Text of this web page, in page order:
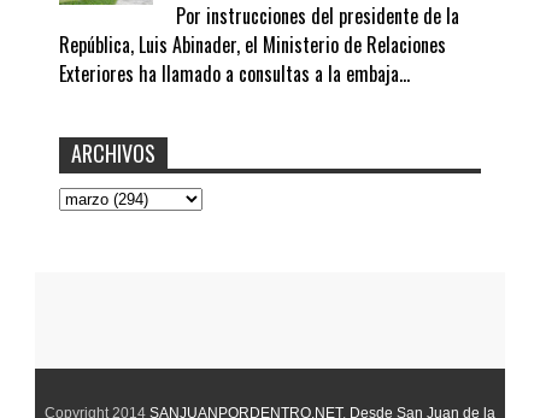
Por instrucciones del presidente de la
República, Luis Abinader, el Ministerio de Relaciones
Exteriores ha llamado a consultas a la embaja...
ARCHIVOS
Copyright 2014 SANJUANPORDENTRO.NET. Desde San Juan de la